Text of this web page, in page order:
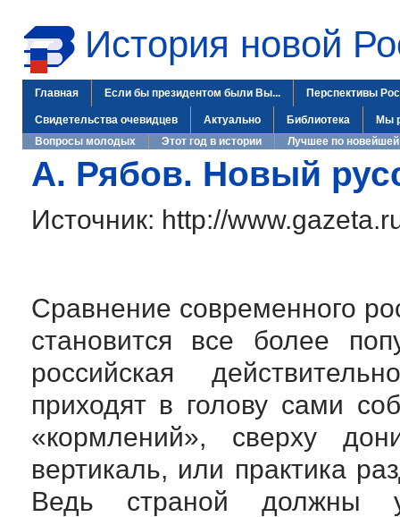
История новой
Главная Если бы президентом были Вы... Перспективы
Свидетельства очевидцев Актуально Библиотека
Мы
Вопросы молодых
Этот год в истории Лучшее по новейшей
А. Рябов. Новый
Источник: http://
Сравнение современного
становится все более
российская
приходят в голову сами
«кормлений», сверху
вертикаль, или практика
Ведь страной должны